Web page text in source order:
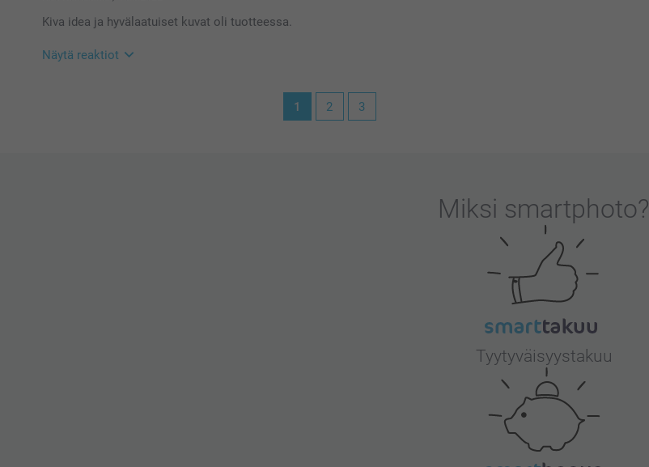
autamme mielellään.
Johanna, Smartphoto
Kiva idea ja hyvälaatuiset kuvat oli tuotteessa.
Näytä reaktiot
1 2 3
Miksi smartphoto?
Tyytyväisyystakuu